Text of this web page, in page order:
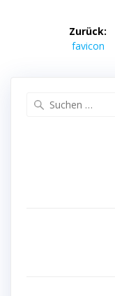
Zurück:
Vorheriger
favicon